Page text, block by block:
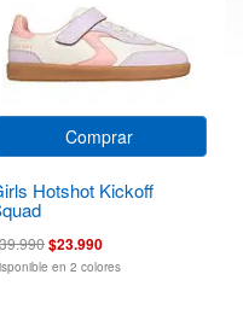
Comprar
Hotshot Kickoff
$23.990
en 2 colores